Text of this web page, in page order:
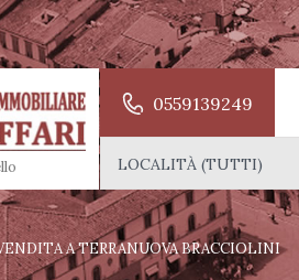
0559139249
LOCALITÀ (TUTTI)
A TERRANUOVA BRACCIOLINI